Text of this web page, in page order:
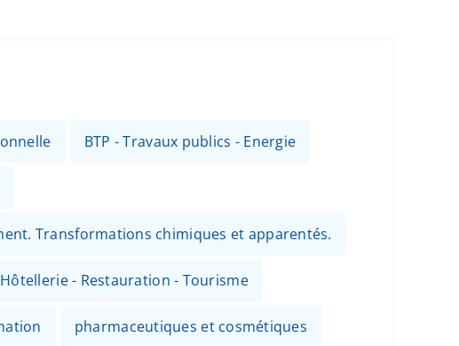
BTP - Travaux publics - Energie
Transformations chimiques et apparentés.
Hôtellerie - Restauration - Tourisme
pharmaceutiques et cosmétiques